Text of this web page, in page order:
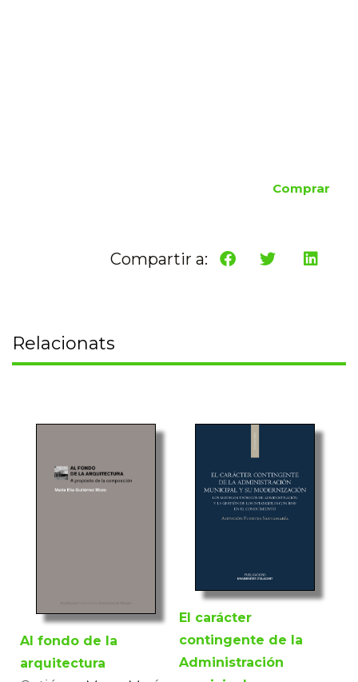
Comprar
Compartir a:
Relacionats
Al fondo de la
arquitectura
El carácter
contingente de la
Administración